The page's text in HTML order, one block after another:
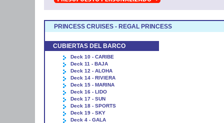
PRINCESS CRUISES - REGAL PRINCESS
CUBIERTAS DEL BARCO
Deck 10 - CARIBE
Deck 11 - BAJA
Deck 12 - ALOHA
Deck 14 - RIVIERA
Deck 15 - MARINA
Deck 16 - LIDO
Deck 17 - SUN
Deck 18 - SPORTS
Deck 19 - SKY
Deck 4 - GALA